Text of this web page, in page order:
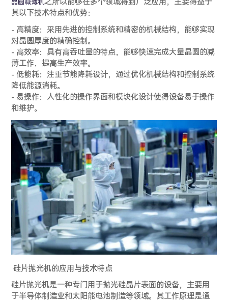
晶圆减薄机
其以下技术特点和优势：
- 高精度：采用先进的控制系统和精密的机械结构，能够实现
对晶圆厚度的精确控制。
- 高效率：具有高吞吐量的特点，能够快速完成大量晶圆的减
薄工作，提高生产效率。
- 低能耗：注重节能降耗设计，通过优化机械结构和控制系统
降低能源消耗。
- 易操作：人性化的操作界面和模块化设计使得设备易于操作
和维护。
硅片抛光机的应用与技术特点
硅片抛光机是一种专门用于抛光硅晶片表面的设备，主要用
于半导体制造业和太阳能电池制造等领域。其工作原理是通